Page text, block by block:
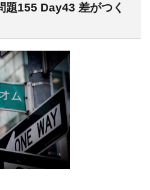
155 Day43 差がつく